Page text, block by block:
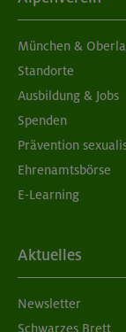
München &
Standorte
Ausbildung & Jobs
Spenden
Prävention
Ehrenamtsbörse
E-Learning
Aktuelles
Newsletter
Schwarzes Brett